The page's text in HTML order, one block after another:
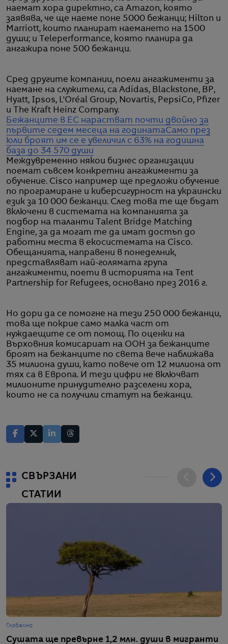
наемат хора директно, са Amazon, която
заявява, че ще наеме поне 5000 бежанци; Hilton и
Marriott, които планират наемането на 1500
души; и Teleperformance, която планира да
ангажира поне 500 бежанци.
Сред другите компании, поели ангажименти за
наемане на служители, са Adidas, Blackstone, BP,
Hyatt, Ipsos, L'Oréal Group, Novartis, PepsiCo, Pfizer
и The Kraft Heinz Company.
Бежанците в ЕС нарастват почти двойно за
първите седем месеца на годинатаСамо през
юли броят им се е увеличил с 63% на годишна
база до 34 570 души
Междувременно някои бизнес организации
поемат съвсем конкретни ангажименти за
обучение. Cisco например ще предложи обучение
по програмиране и киберсигурност на украински
език за 10 000 бежанци. След това те ще бъдат
включени в системата на компанията за
подбор на таланти Talent Bridge Matching
Engine, за да могат те да имат достъп до
работни места в екосистемата на Cisco.
Обещанията, направени в понеделник,
представляват най-голямата група
ангажименти, поети в историята на Tent
Partnership for Refugees, основано през 2016 г.
Но дори да се помогне на тези 250 000 бежанци,
това ще покрие само малка част от
нуждаещите се от помощ. По оценки на
Върховния комисариат на ООН за бежанците
броят на бежанците по света вече наближава
35 милиона души, като повече от 12 милиона от
тях са в Европа. И тези цифри не включват
милионите принудително разселени хора,
които не са получили статут на бежанци.
СВЪРЗАНИ
СТАТИИ
Глобално
Сушата ще превърне 1,2 млн. души в мигранти